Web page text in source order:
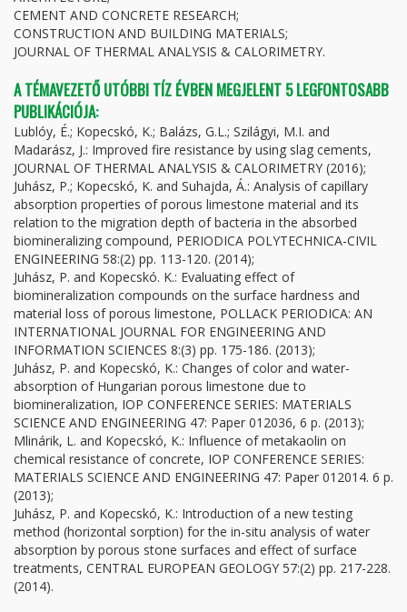
CEMENT AND CONCRETE RESEARCH;
CONSTRUCTION AND BUILDING MATERIALS;
JOURNAL OF THERMAL ANALYSIS & CALORIMETRY.
A TÉMAVEZETŐ UTÓBBI TÍZ ÉVBEN MEGJELENT 5 LEGFONTOSABB
PUBLIKÁCIÓJA:
Lublóy, É.; Kopecskó, K.; Balázs, G.L.; Szilágyi, M.I. and
Madarász, J.: Improved fire resistance by using slag cements,
JOURNAL OF THERMAL ANALYSIS & CALORIMETRY (2016);
Juhász, P.; Kopecskó, K. and Suhajda, Á.: Analysis of capillary
absorption properties of porous limestone material and its
relation to the migration depth of bacteria in the absorbed
biomineralizing compound, PERIODICA POLYTECHNICA-CIVIL
ENGINEERING 58:(2) pp. 113-120. (2014);
Juhász, P. and Kopecskó. K.: Evaluating effect of
biomineralization compounds on the surface hardness and
material loss of porous limestone, POLLACK PERIODICA: AN
INTERNATIONAL JOURNAL FOR ENGINEERING AND
INFORMATION SCIENCES 8:(3) pp. 175-186. (2013);
Juhász, P. and Kopecskó, K.: Changes of color and water-
absorption of Hungarian porous limestone due to
biomineralization, IOP CONFERENCE SERIES: MATERIALS
SCIENCE AND ENGINEERING 47: Paper 012036, 6 p. (2013);
Mlinárik, L. and Kopecskó, K.: Influence of metakaolin on
chemical resistance of concrete, IOP CONFERENCE SERIES:
MATERIALS SCIENCE AND ENGINEERING 47: Paper 012014. 6 p.
(2013);
Juhász, P. and Kopecskó, K.: Introduction of a new testing
method (horizontal sorption) for the in-situ analysis of water
absorption by porous stone surfaces and effect of surface
treatments, CENTRAL EUROPEAN GEOLOGY 57:(2) pp. 217-228.
(2014).